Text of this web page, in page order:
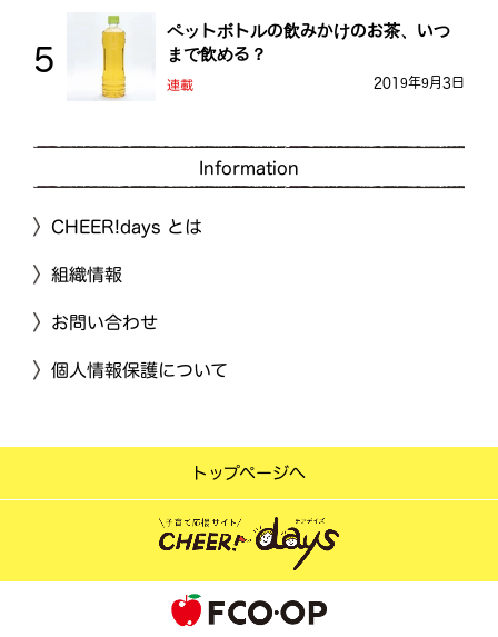
ペットボトルの飲みかけのお茶、いつ
まで飲める？
連載 2019年9月3日
Information
CHEER!days とは
組織情報
お問い合わせ
個人情報保護について
トップページへ